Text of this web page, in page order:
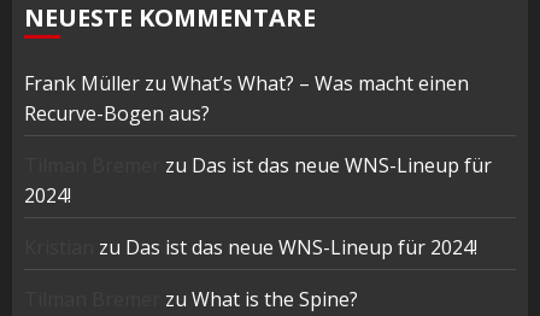
NEUESTE KOMMENTARE
Frank Müller zu What’s What? – Was macht einen
Recurve-Bogen aus?
zu Das ist das neue WNS-Lineup für
2024!
zu Das ist das neue WNS-Lineup für 2024!
zu What is the Spine?